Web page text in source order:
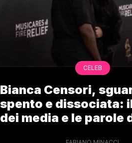
CELEB
Bianca Censori,
spento e dissociata:
dei media e le parole